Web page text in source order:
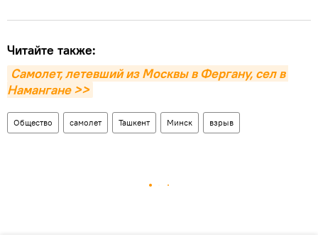
Читайте также:
Самолет, летевший из Москвы в Фергану, сел в
Намангане >>
Общество самолет Ташкент Минск взрыв